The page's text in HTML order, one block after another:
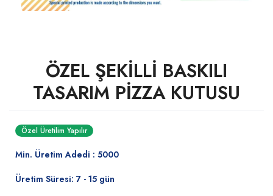
ÖZEL ŞEKİLLİ BASKILI
TASARIM PİZZA KUTUSU
Özel Üretilim Yapılır
Min. Üretim Adedi : 5000
Üretim Süresi: 7 - 15 gün